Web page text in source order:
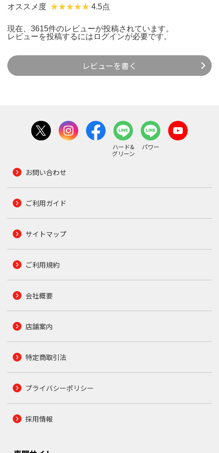
オススメ度 4.5点
現在、3615件のレビューが投稿されています。
レビューを投稿するには ログインが必要です。
レビューを書く
ハード&
グリーン
パワー
お問い合わせ
ご利用ガイド
サイトマップ
ご利用規約
会社概要
店舗案内
特定商取引法
プライバシーポリシー
採用情報